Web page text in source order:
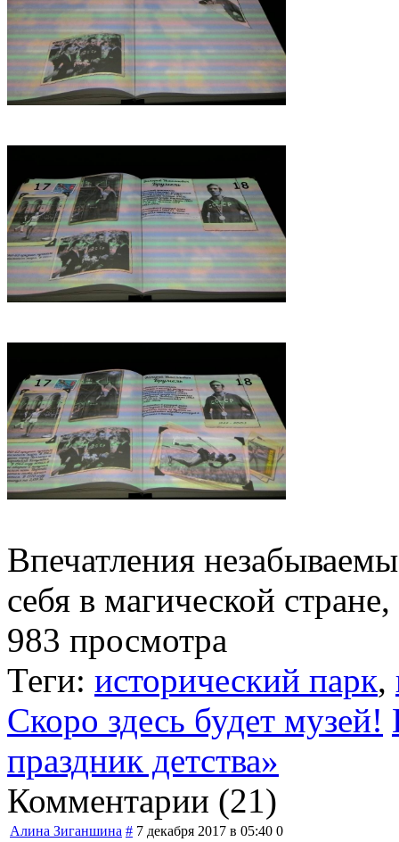
Впечатления
себя в магической
983 просмотра
Теги: исторический парк,
Скоро здесь будет музей!
праздник детства»
Комментарии (21 )
Алина Зиганшина # 7 декабря 2017 в 05:40 0